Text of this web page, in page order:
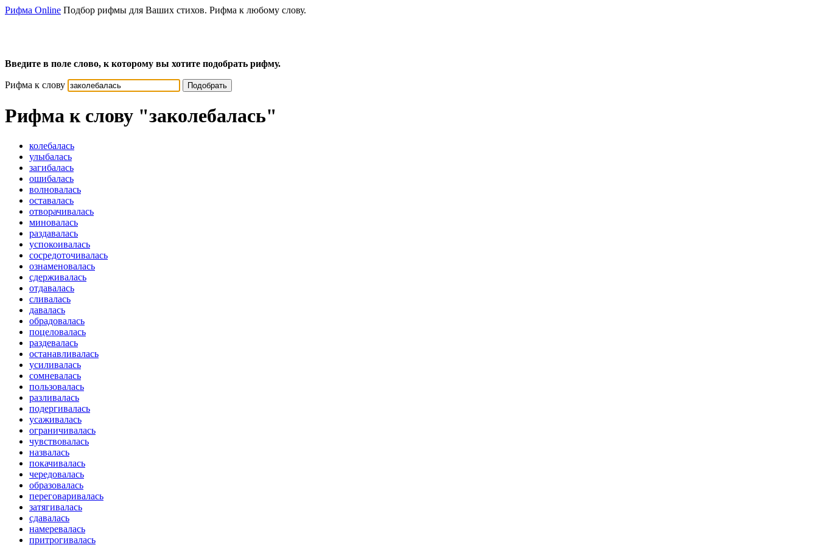
Рифма Online Подбор рифмы для Ваших стихов. Рифма к любому слову.
Введите в поле слово, к которому вы хотите подобрать рифму.
Рифма к слову Подобрать
Рифма к слову "заколебалась"
колебалась
улыбалась
загибалась
ошибалась
волновалась
оставалась
отворачивалась
миновалась
раздавалась
успокоивалась
сосредоточивалась
ознаменовалась
сдерживалась
отдавалась
сливалась
давалась
обрадовалась
поцеловалась
раздевалась
останавливалась
усиливалась
сомневалась
пользовалась
разливалась
подергивалась
усаживалась
ограничивалась
чувствовалась
назвалась
покачивалась
чередовалась
образовалась
переговаривалась
затягивалась
сдавалась
намеревалась
притрогивалась